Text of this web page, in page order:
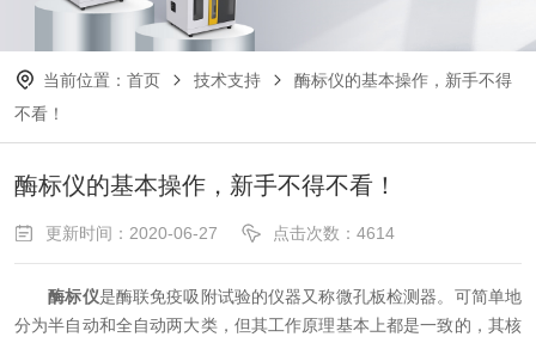
当前位置： 首页 技术支持
酶标仪的基本操作，新手不得
不看！
酶标仪的基本操作，新手不得不看！
更新时间：2020-06-27 点击次数：4614
酶标仪是酶联免疫吸附试验的仪器又称微孔板检测器。可简单地
分为半自动和全自动两大类，但其工作原理基本上都是一致的，其核